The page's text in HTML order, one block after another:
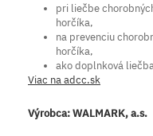
pri liečbe
horčíka,
na prevenciu
horčíka,
ako doplnková
Viac na adcc.sk
Výrobca:WALMARK, a.s.